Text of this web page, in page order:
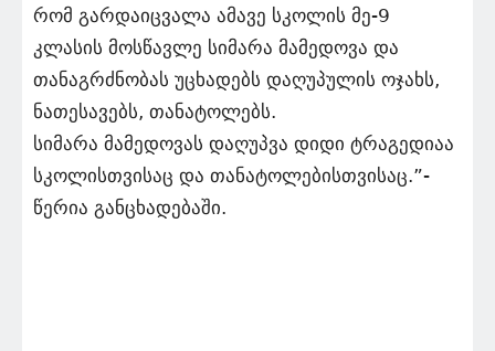
რომ გარდაიცვალა ამავე სკოლის მე-9
კლასის მოსწავლე სიმარა მამედოვა და
თანაგრძნობას უცხადებს დაღუპულის ოჯახს,
ნათესავებს, თანატოლებს.
სიმარა მამედოვას დაღუპვა დიდი ტრაგედიაა
სკოლისთვისაც და თანატოლებისთვისაც.”-
წერია განცხადებაში.